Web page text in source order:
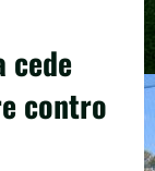
cede
contro